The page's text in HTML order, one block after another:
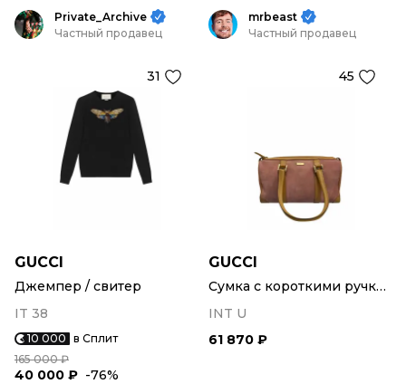
Private_Archive
Частный продавец
31
GUCCI
Джемпер / свитер
IT 38
10 000 в Сплит
165 000 ₽
40 000 ₽ -76%
mrbeast
Частный продавец
45
GUCCI
Сумка с короткими ручками
INT U
61 870 ₽